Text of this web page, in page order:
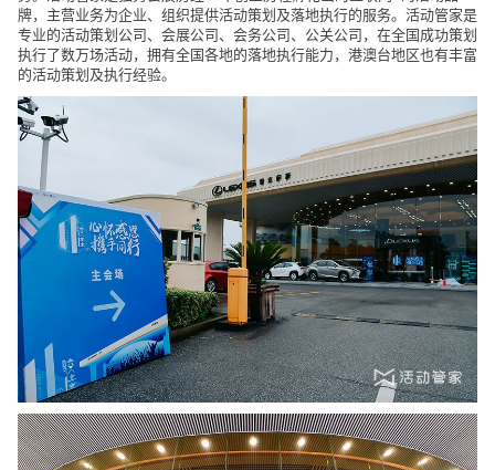
牌，主营业务为企业、组织提供活动策划及落地执行的服务。活动管家是
专业的活动策划公司、会展公司、会务公司、公关公司，在全国成功策划
执行了数万场活动，拥有全国各地的落地执行能力，港澳台地区也有丰富
的活动策划及执行经验。